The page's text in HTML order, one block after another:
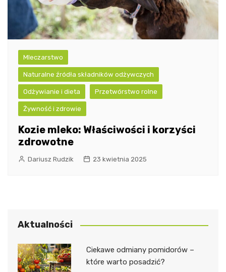
Mleczarstwo
Naturalne źródła składników odżywczych
Odżywianie i dieta Przetwórstwo rolne
Żywność i zdrowie
Kozie mleko: Właściwości i korzyści
zdrowotne
Dariusz Rudzik 23 kwietnia 2025
Aktualności
Ciekawe odmiany pomidorów –
które warto posadzić?